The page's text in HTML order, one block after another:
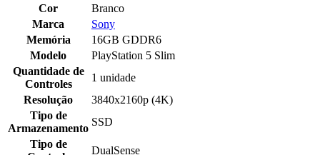
Cor
Branco
Marca
Sony
Memória
16GB GDDR6
Modelo
PlayStation 5 Slim
Quantidade de
Controles
1 unidade
Resolução
3840x2160p (4K)
Tipo de
Armazenamento
SSD
Tipo de
DualSense